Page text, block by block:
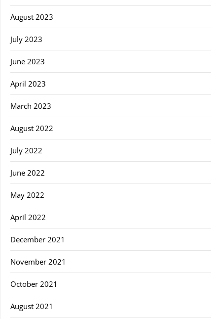
August 2023
July 2023
June 2023
April 2023
March 2023
August 2022
July 2022
June 2022
May 2022
April 2022
December 2021
November 2021
October 2021
August 2021